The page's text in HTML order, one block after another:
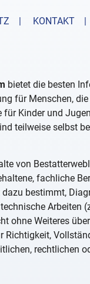
| KONTAKT
bietet die besten
für Menschen,
für Kinder und
teilweise selbst
von
fachliche
bestimmt,
Arbeiten
ohne Weiteres
Richtigkeit,
rechtlichen